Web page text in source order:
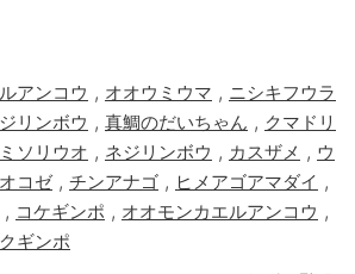
アンコウ , オオウミウマ , ニシキフウラ
リンボウ , 真鯛のだいちゃん , クマドリ
ソリウオ , ネジリンボウ , カスザメ , ウ
コゼ, チンアナゴ , ヒメアゴアマダイ ,
, コケギンポ , オオモンカエルアンコウ ,
ギンポ